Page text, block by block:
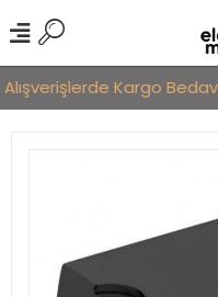
Kargo